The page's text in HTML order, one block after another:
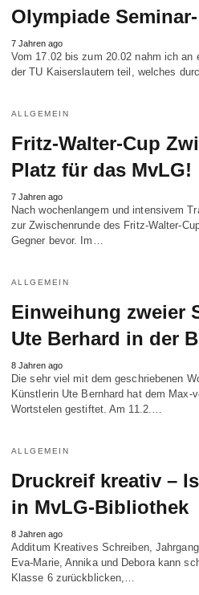
Olympiade
7 Jahren ago
Vom 17.02 bis zum 20.02 nahm ich an
der TU Kaisers­­lautern teil, welches
ALLGEMEIN
Fritz-Walter-Cup
Platz für das MvLG!
7 Jahren ago
Nach wochenlangem und intensivem
zur Zwischenrunde des Fritz-Walter-
Gegner bevor. Im…
ALLGEMEIN
Einweihung zweier
Ute Berhard in der
8 Jahren ago
Die sehr viel mit dem geschriebenen
Künstlerin Ute Bernhard hat dem Max-
Wortstelen gestiftet. Am 11.2.…
ALLGEMEIN
Druckreif kreativ –
in MvLG-Bibliothek
8 Jahren ago
Additum Kreatives Schreiben,
Eva-Marie, Annika und Debora kann
Klasse 6 zurückblicken,…